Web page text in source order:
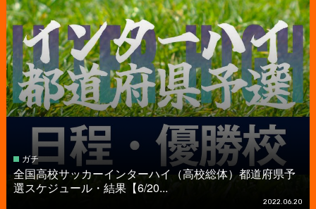
ガチ
全国高校サッカーインターハイ（高校総体）都道府県予
選スケジュール・結果【6/20...
2022.06.20